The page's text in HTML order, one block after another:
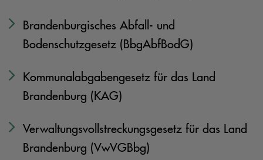
Brandenburgisches Abfall- und
Bodenschutzgesetz (BbgAbfBodG)
Kommunalabgabengesetz für das Land
Brandenburg (KAG)
Verwaltungsvollstreckungsgesetz für das Land
Brandenburg (VwVGBbg)